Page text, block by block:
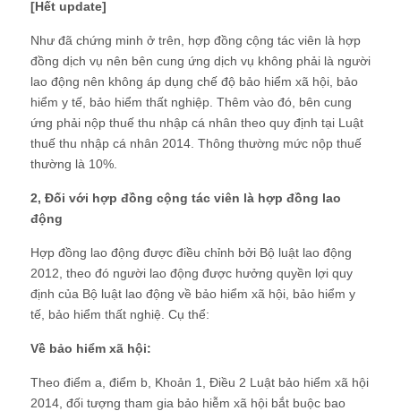
[Hết update]
Như đã chứng minh ở trên, hợp đồng cộng tác viên là hợp
đồng dịch vụ nên bên cung ứng dịch vụ không phải là người
lao động nên không áp dụng chế độ bảo hiểm xã hội, bảo
hiểm y tế, bảo hiểm thất nghiệp. Thêm vào đó, bên cung
ứng phải nộp thuế thu nhập cá nhân theo quy định tại Luật
thuế thu nhập cá nhân 2014. Thông thường mức nộp thuế
thường là 10%.
2, Đối với hợp đồng cộng tác viên là hợp đồng lao
động
Hợp đồng lao động được điều chỉnh bởi Bộ luật lao động
2012, theo đó người lao động được hưởng quyền lợi quy
định của Bộ luật lao động về bảo hiểm xã hội, bảo hiểm y
tế, bảo hiểm thất nghiệ. Cụ thể:
Về bảo hiểm xã hội:
Theo điểm a, điểm b, Khoản 1, Điều 2 Luật bảo hiểm xã hội
2014, đối tượng tham gia bảo hiễm xã hội bắt buộc bao